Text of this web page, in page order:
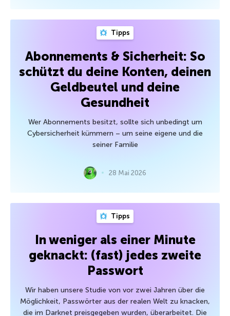
Tipps
Abonnements & Sicherheit: So
schützt du deine Konten, deinen
Geldbeutel und deine
Gesundheit
Wer Abonnements besitzt, sollte sich unbedingt um
Cybersicherheit kümmern – um seine eigene und die
seiner Familie
28 Mai 2026
Tipps
In weniger als einer Minute
geknackt: (fast) jedes zweite
Passwort
Wir haben unsere Studie von vor zwei Jahren über die
Möglichkeit, Passwörter aus der realen Welt zu knacken,
die im Darknet preisgegeben wurden, überarbeitet. Die